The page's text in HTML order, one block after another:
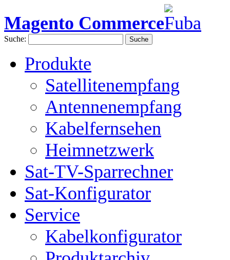
Magento Commerce
Suche: Suche
Produkte
Satellitenempfang
Antennenempfang
Kabelfernsehen
Heimnetzwerk
Sat-TV-Sparrechner
Sat-Konfigurator
Service
Kabelkonfigurator